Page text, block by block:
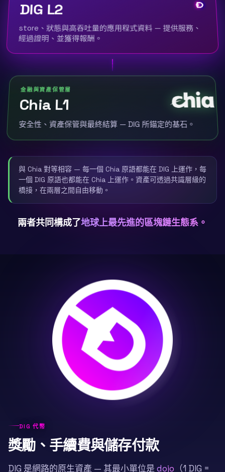
DIG L2
store、狀態與高吞吐量的應用程式資料 — 提供服務、
經過證明、並獲得報酬。
金融與資產保管層
Chia L1
安全性、資產保管與最終結算 — DIG 所錨定的基石。
與 Chia 對等相容 — 每一個 Chia 原語都能在 DIG 上運作，每
一個 DIG 原語也都能在 Chia 上運作。資產可透過共識層級的
橋接，在兩層之間自由移動。
兩者共同構成了地球上最先進的區塊鏈生態系。
DIG 代幣
獎勵、手續費與儲存付款
DIG 是網路的原生資產 — 其最小單位是 dojo （1 DIG =